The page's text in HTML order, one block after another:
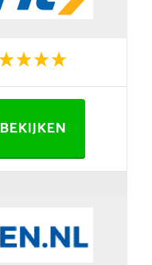
BEKIJKEN